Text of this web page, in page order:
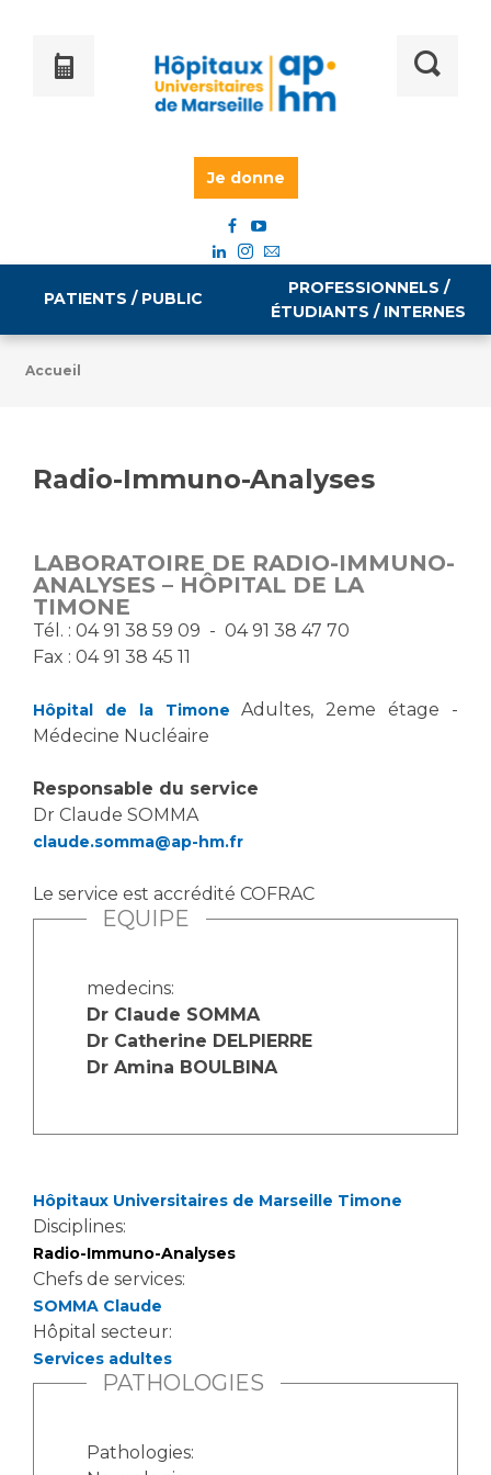
Je donne
PATIENTS / PUBLIC
Tarifs
Vous allez être hospitalisé(e)
Vous avez un examen d'imagerie ou de radiologie
à réaliser
Vous avez une analyse à réaliser
Vous venez en consultation
myaphm, votre espace santé en ligne
Infos COVID-19
Vivre ensemble à l'hôpital
Laïcité et cultes
Les associations
Salon des familles
Transports sanitaires
Vos droits, vos devoirs
Handicap
Handi 13
Pôle Médecine Physique et Réadaptation
Accueil sourds et malentendants
Charte Romain Jacob
Mouvement Parcours Handicap 13
PROFESSIONNELS /
ÉTUDIANTS / INTERNES
Emploi / formation
Emplois administratifs
Emplois médicaux
Espace Formation
Étudiants hospitaliers
Emplois techniques et médico-techniques
Emplois divers
Statuts
Stages paramédicaux
Chercheurs
Les structures de recherche
Écoles et Instituts de Formation
Professionnels de santé
Adresser un patient
Réseaux de soins
Adresser un examen au Laboratoire de Biologie
Médicale
Cancérologie
Accueil
Radio-Immuno-Analyses
LABORATOIRE DE RADIO-IMMUNO-
ANALYSES – HÔPITAL DE LA
TIMONE
Tél. : 04 91 38 59 09 - 04 91 38 47 70
Fax : 04 91 38 45 11
Hôpital de la Timone Adultes, 2eme étage -
Médecine Nucléaire
Responsable du service
Dr Claude SOMMA
claude.somma@ap-hm.fr
Le service est accrédité COFRAC
EQUIPE
medecins:
Dr Claude SOMMA
Dr Catherine DELPIERRE
Dr Amina BOULBINA
Hôpitaux Universitaires de Marseille Timone
Disciplines:
Radio-Immuno-Analyses
Chefs de services:
SOMMA Claude
Hôpital secteur:
Services adultes
PATHOLOGIES
Pathologies: